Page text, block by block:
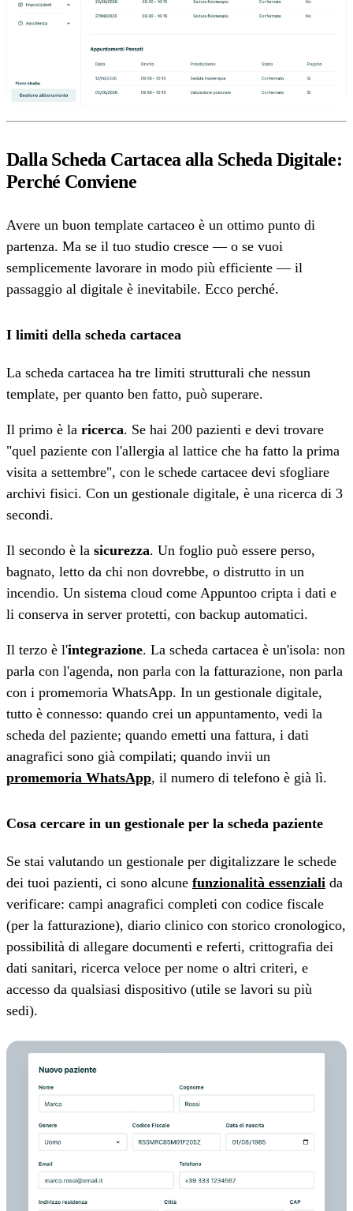
Dalla Scheda Cartacea alla Scheda Digitale:
Perché Conviene
Avere un buon template cartaceo è un ottimo punto di
partenza. Ma se il tuo studio cresce — o se vuoi
semplicemente lavorare in modo più efficiente — il
passaggio al digitale è inevitabile. Ecco perché.
I limiti della scheda cartacea
La scheda cartacea ha tre limiti strutturali che nessun
template, per quanto ben fatto, può superare.
Il primo è la ricerca. Se hai 200 pazienti e devi trovare
"quel paziente con l'allergia al lattice che ha fatto la prima
visita a settembre", con le schede cartacee devi sfogliare
archivi fisici. Con un gestionale digitale, è una ricerca di 3
secondi.
Il secondo è la sicurezza. Un foglio può essere perso,
bagnato, letto da chi non dovrebbe, o distrutto in un
incendio. Un sistema cloud come Appuntoo cripta i dati e
li conserva in server protetti, con backup automatici.
Il terzo è l'integrazione. La scheda cartacea è un'isola: non
parla con l'agenda, non parla con la fatturazione, non parla
con i promemoria WhatsApp. In un gestionale digitale,
tutto è connesso: quando crei un appuntamento, vedi la
scheda del paziente; quando emetti una fattura, i dati
anagrafici sono già compilati; quando invii un
promemoria WhatsApp, il numero di telefono è già lì.
Cosa cercare in un gestionale per la scheda paziente
Se stai valutando un gestionale per digitalizzare le schede
dei tuoi pazienti, ci sono alcune funzionalità essenziali da
verificare: campi anagrafici completi con codice fiscale
(per la fatturazione), diario clinico con storico cronologico,
possibilità di allegare documenti e referti, crittografia dei
dati sanitari, ricerca veloce per nome o altri criteri, e
accesso da qualsiasi dispositivo (utile se lavori su più
sedi).